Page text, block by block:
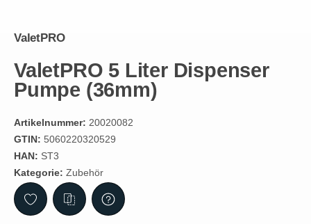
ValetPRO
ValetPRO 5 Liter Dispenser
Pumpe (36mm)
Artikelnummer: 20020082
GTIN: 5060220320529
HAN: ST3
Kategorie: Zubehör